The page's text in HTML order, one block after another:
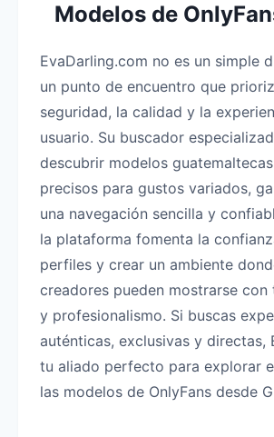
Modelos de
EvaDarling.com no es un simple
un punto de encuentro que
seguridad, la calidad y la
usuario. Su buscador
descubrir modelos
precisos para gustos variados,
una navegación sencilla y
la plataforma fomenta la
perfiles y crear un ambiente
creadores pueden mostrarse
y profesionalismo. Si buscas
auténticas, exclusivas y directas,
tu aliado perfecto para explorar
las modelos de OnlyFans desde